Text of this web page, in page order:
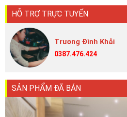
HỖ TRỢ TRỰC TUYẾN
Trương Đình Khải
0387.476.424
SẢN PHẨM ĐÃ BÁN